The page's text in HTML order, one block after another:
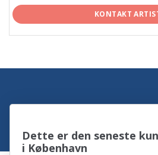
KONTAKT
Dette er den seneste
i København